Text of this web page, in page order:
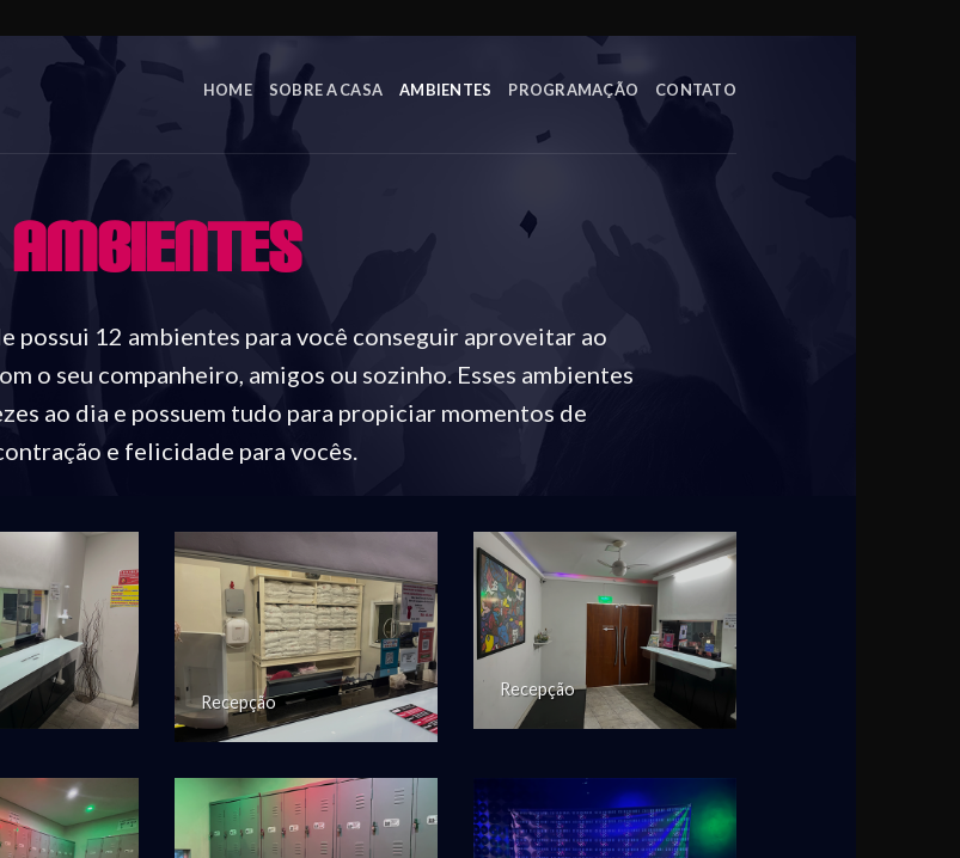
HOME SOBRE A CASA AMBIENTES PROGRAMAÇÃO CONTATO
AMBIENTES
possui 12 ambientes para você conseguir aproveitar ao
o seu companheiro, amigos ou sozinho. Esses ambientes
ao dia e possuem tudo para propiciar momentos de
e felicidade para vocês.
Recepção
Recepção